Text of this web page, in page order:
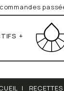
| RECETTES